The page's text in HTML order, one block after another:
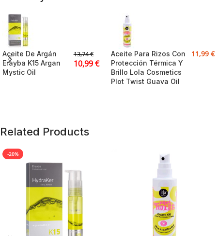
Aceite De Argán
Erayba K15 Argan
Mystic Oil
13,74€
10,99€
Aceite Para Rizos Con
Protección Térmica Y
Brillo Lola Cosmetics
Plot Twist Guava Oil
11,99 €
Related Products
-20%